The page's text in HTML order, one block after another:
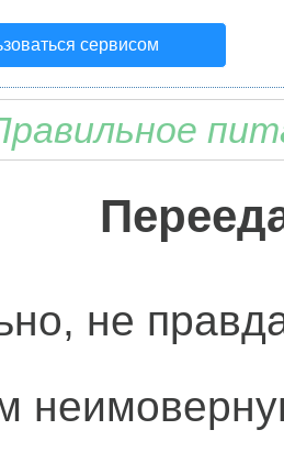
сервисом
не